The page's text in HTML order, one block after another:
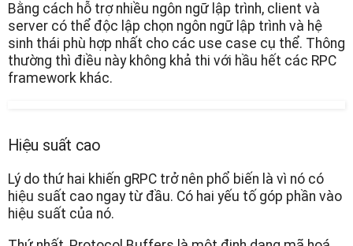
Bằng cách hỗ trợ nhiều ngôn ngữ lập trình, client và
server có thể độc lập chọn ngôn ngữ lập trình và hệ
sinh thái phù hợp nhất cho các use case cụ thể. Thông
thường thì điều này không khả thi với hầu hết các RPC
framework khác.
Hiệu suất cao
Lý do thứ hai khiến gRPC trở nên phổ biến là vì nó có
hiệu suất cao ngay từ đầu. Có hai yếu tố góp phần vào
hiệu suất của nó.